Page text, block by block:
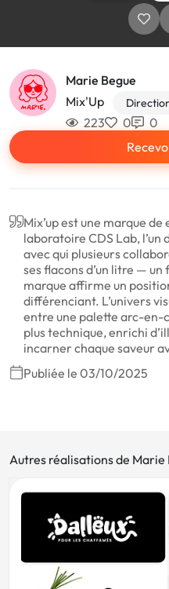
Marie Begue
Mix'Up
223 0
0
Mix’up est une marque
laboratoire CDS Lab,
avec qui plusieurs
ses flacons d’un litre —
marque affirme un
différenciant. L’univers
entre une palette arc-en-
plus technique, enrichi
incarner chaque saveur
Publiée le 03/10/2025
Autres réalisations de Marie